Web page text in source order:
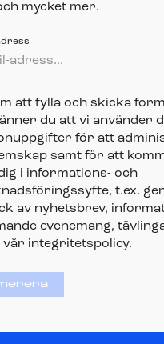
mycket mer.
att fylla och skicka
du att vi använder
för att
samt för att
i informations- och
t.ex.
av nyhetsbrev,
evenemang,
vår integritetspolicy.